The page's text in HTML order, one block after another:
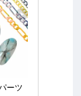
ーツ